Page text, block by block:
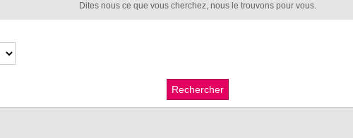
Dites nous ce que vous cherchez, nous le trouvons pour vous.